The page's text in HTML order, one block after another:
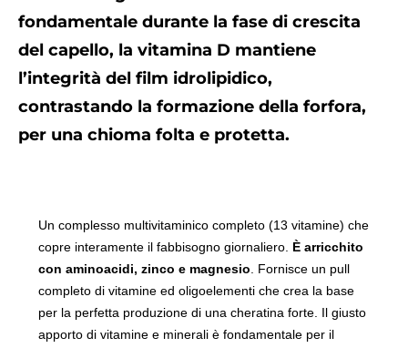
fondamentale durante la fase di crescita
del capello, la vitamina D mantiene
l’integrità del film idrolipidico,
contrastando la formazione della forfora,
per una chioma folta e protetta.
Un complesso multivitaminico completo (13 vitamine) che
copre interamente il fabbisogno giornaliero. È arricchito
con aminoacidi, zinco e magnesio. Fornisce un pull
completo di vitamine ed oligoelementi che crea la base
per la perfetta produzione di una cheratina forte. Il giusto
apporto di vitamine e minerali è fondamentale per il